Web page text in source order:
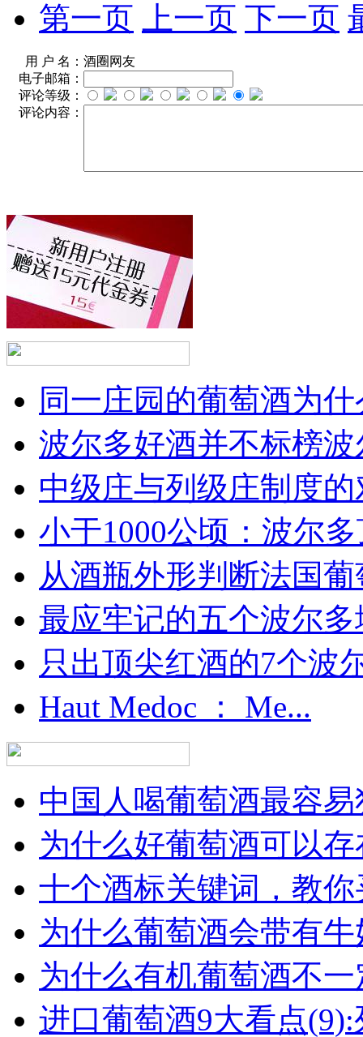
第一页 上一页 下一页
用 户 名： 酒圈网友
电子邮箱：
评论等级：
评论内容：
同一庄园的葡萄酒为
波尔多好酒并不标榜
中级庄与列级庄制度
小于1000公顷：波尔
从酒瓶外形判断法国
最应牢记的五个波尔多
只出顶尖红酒的7个波
Haut Medoc ： Me...
中国人喝葡萄酒最容
为什么好葡萄酒可以
十个酒标关键词，教
为什么葡萄酒会带有
为什么有机葡萄酒不
进口葡萄酒9大看点(9):